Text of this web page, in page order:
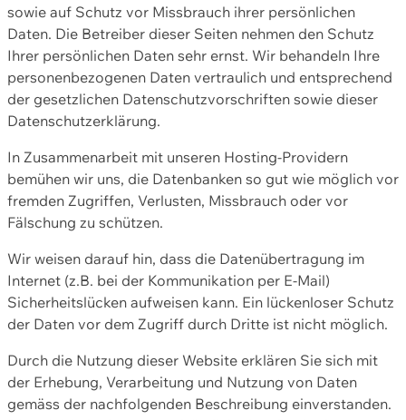
sowie auf Schutz vor Missbrauch ihrer persönlichen
Daten. Die Betreiber dieser Seiten nehmen den Schutz
Ihrer persönlichen Daten sehr ernst. Wir behandeln Ihre
personenbezogenen Daten vertraulich und entsprechend
der gesetzlichen Datenschutzvorschriften sowie dieser
Datenschutzerklärung.
In Zusammenarbeit mit unseren Hosting-Providern
bemühen wir uns, die Datenbanken so gut wie möglich vor
fremden Zugriffen, Verlusten, Missbrauch oder vor
Fälschung zu schützen.
Wir weisen darauf hin, dass die Datenübertragung im
Internet (z.B. bei der Kommunikation per E-Mail)
Sicherheitslücken aufweisen kann. Ein lückenloser Schutz
der Daten vor dem Zugriff durch Dritte ist nicht möglich.
Durch die Nutzung dieser Website erklären Sie sich mit
der Erhebung, Verarbeitung und Nutzung von Daten
gemäss der nachfolgenden Beschreibung einverstanden.